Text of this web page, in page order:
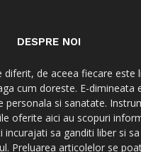
DESPRE NOI
diferit, de aceea fiecare este
cum doreste. E-dimineata
personala si sanatate.
oferite aici au scopuri
incurajati sa ganditi liber si
Preluarea articolelor se